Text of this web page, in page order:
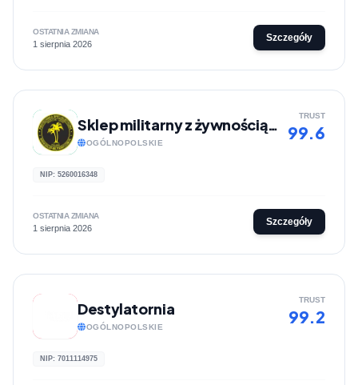
OSTATNIA ZMIANA
1 sierpnia 2026
Szczegóły
Sklep militarny z żywnością, akcesoriami do samoobrony | Sklep-militarny.com.pl
OGÓLNOPOLSKIE
TRUST
99.6
NIP: 5260016348
OSTATNIA ZMIANA
1 sierpnia 2026
Szczegóły
Destylatornia
OGÓLNOPOLSKIE
TRUST
99.2
NIP: 7011114975